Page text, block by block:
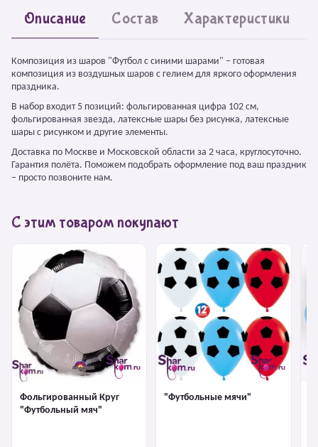
Описание Состав Характеристики
Композиция из шаров "Футбол с синими шарами" – готовая
композиция из воздушных шаров с гелием для яркого оформления
праздника.
В набор входит 5 позиций: фольгированная цифра 102 см,
фольгированная звезда, латексные шары без рисунка, латексные
шары с рисунком и другие элементы.
Доставка по Москве и Московской области за 2 часа, круглосуточно.
Гарантия полёта. Поможем подобрать оформление под ваш праздник
– просто позвоните нам.
С этим товаром покупают
Фольгированный Круг
"Футбольный мяч"
"Футбольные мячи"